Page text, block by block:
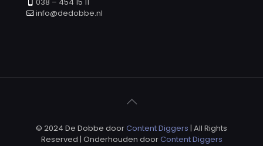
info@dedobbe.nl
© 2024 De Dobbe doorContent Diggers | All Rights
Reserved | Onderhouden doorContent Diggers